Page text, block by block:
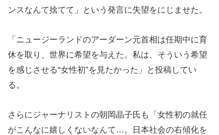
ンスなんて捨てて」という発言に失望をにじませた。
「ニュージーランドのアーダーン元首相は任期中に育
休を取り、世界に希望を与えた。私は、そういう希望
を感じさせる“女性初”を見たかった」と投稿してい
る。
さらにジャーナリストの朝岡晶子氏も「女性初の就任
がこんなに嬉しくないなんて…。日本社会の右傾化を